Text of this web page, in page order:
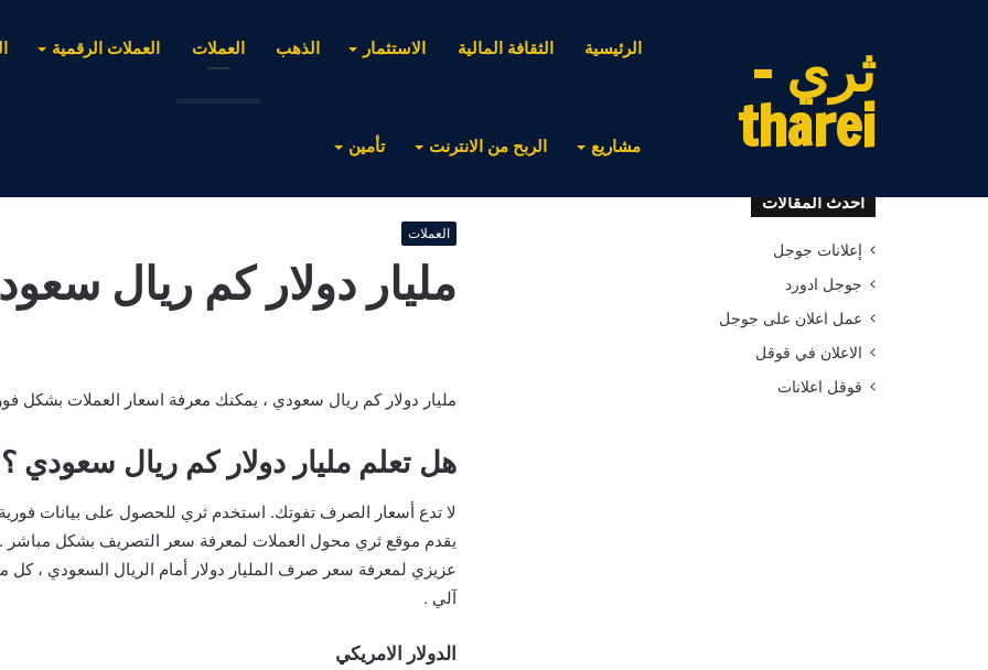
ثري -
tharei
الرئيسية الثقافة المالية الاستثمار الذهب العملات العملات الرقمية
مشاريع الربح من الانترنت تأمين
العملات
مليار دولار كم ريال
مليار دولار كم ريال سعودي ، يمكنك معرفة اسعار العملات بشكل
هل تعلم مليار دولار كم ريال سعودي ؟
لا تدع أسعار الصرف تفوتك. استخدم ثري للحصول على بيانات
يقدم موقع ثري محول العملات لمعرفة سعر التصريف بشكل مباشر .
عزيزي لمعرفة سعر صرف المليار دولار أمام الريال السعودي ،
آلي .
الدولار الامريكي
أحدث المقالات
إعلانات جوجل
جوجل ادورد
عمل اعلان على جوجل
الاعلان في قوقل
قوقل اعلانات